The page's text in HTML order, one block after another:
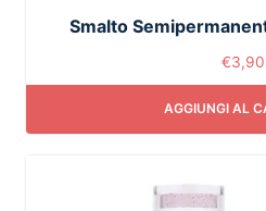
Smalto
€3,90
AGGIUNGI AL